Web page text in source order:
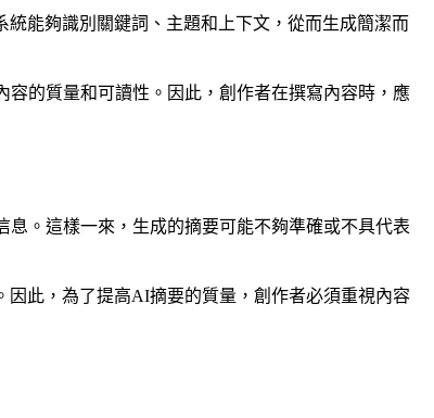
能夠識別關鍵詞、主題和上下文，從而生成簡潔而
的質量和可讀性。因此，創作者在撰寫內容時，應
。這樣一來，生成的摘要可能不夠準確或不具代表
此，為了提高AI摘要的質量，創作者必須重視內容